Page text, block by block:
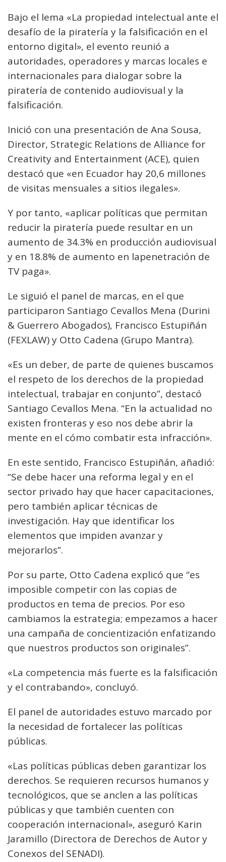
Bajo el lema «La propiedad intelectual ante el
desafío de la piratería y la falsificación en el
entorno digital», el evento reunió a
autoridades, operadores y marcas locales e
internacionales para dialogar sobre la
piratería de contenido audiovisual y la
falsificación.
Inició con una presentación de Ana Sousa,
Director, Strategic Relations de Alliance for
Creativity and Entertainment (ACE), quien
destacó que «en Ecuador hay 20,6 millones
de visitas mensuales a sitios ilegales».
Y por tanto, «aplicar políticas que permitan
reducir la piratería puede resultar en un
aumento de 34.3% en producción audiovisual
y en 18.8% de aumento en lapenetración de
TV paga».
Le siguió el panel de marcas, en el que
participaron Santiago Cevallos Mena (Durini
& Guerrero Abogados), Francisco Estupiñán
(FEXLAW) y Otto Cadena (Grupo Mantra).
«Es un deber, de parte de quienes buscamos
el respeto de los derechos de la propiedad
intelectual, trabajar en conjunto”, destacó
Santiago Cevallos Mena. “En la actualidad no
existen fronteras y eso nos debe abrir la
mente en el cómo combatir esta infracción».
En este sentido, Francisco Estupiñán, añadió:
“Se debe hacer una reforma legal y en el
sector privado hay que hacer capacitaciones,
pero también aplicar técnicas de
investigación. Hay que identificar los
elementos que impiden avanzar y
mejorarlos”.
Por su parte, Otto Cadena explicó que “es
imposible competir con las copias de
productos en tema de precios. Por eso
cambiamos la estrategia; empezamos a hacer
una campaña de concientización enfatizando
que nuestros productos son originales”.
«La competencia más fuerte es la falsificación
y el contrabando», concluyó.
El panel de autoridades estuvo marcado por
la necesidad de fortalecer las políticas
públicas.
«Las políticas públicas deben garantizar los
derechos. Se requieren recursos humanos y
tecnológicos, que se anclen a las políticas
públicas y que también cuenten con
cooperación internacional», aseguró Karin
Jaramillo (Directora de Derechos de Autor y
Conexos del SENADI).